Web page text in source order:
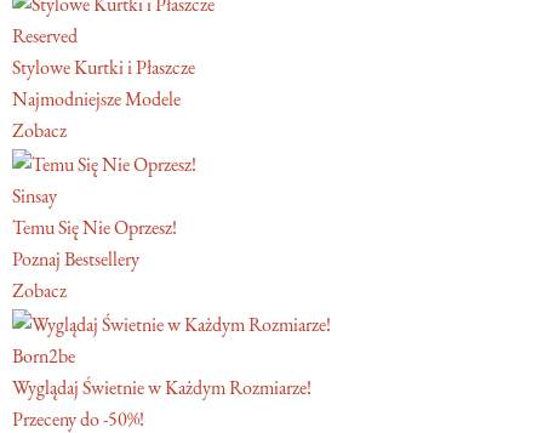
Reserved
Stylowe Kurtki i Płaszcze
Najmodniejsze Modele
Zobacz
Sinsay
Temu Się Nie Oprzesz!
Poznaj Bestsellery
Zobacz
Born2be
Wyglądaj Świetnie w Każdym Rozmiarze!
Przeceny do -50%!